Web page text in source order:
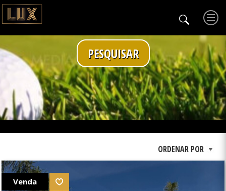
PESQUISAR
Venda